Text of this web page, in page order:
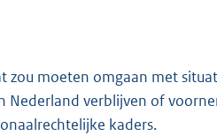
K
b
zou moeten omgaan met
Nederland verblijven of
kaders.